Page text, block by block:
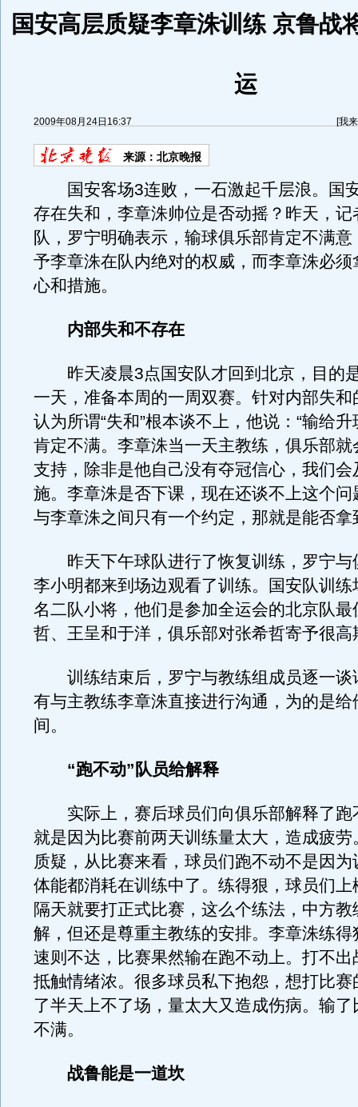
国安高层质疑李章洙训练 京鲁战
运
2009年08月24日16:37 [我
来源： 北京晚报
国安客场3连败，一石激起千层浪。国
存在失和，李章洙帅位是否动摇？昨天，记
队，罗宁明确表示，输球俱乐部肯定不满
予李章洙在队内绝对的权威，而李章洙必须
心和措施。
内部失和不存在
昨天凌晨3点国安队才回到北京，目的
一天，准备本周的一周双赛。针对内部失和
认为所谓“失和”根本谈不上，他说：“输给
肯定不满。李章洙当一天主教练，俱乐部就
支持，除非是他自己没有夺冠信心，我们会
施。李章洙是否下课，现在还谈不上这个问
与李章洙之间只有一个约定，那就是能否拿
昨天下午球队进行了恢复训练，罗宁与
李小明都来到场边观看了训练。国安队训练
名二队小将，他们是参加全运会的北京队最
哲、王呈和于洋，俱乐部对张希哲寄予很高
训练结束后，罗宁与教练组成员逐一谈
有与主教练李章洙直接进行沟通，为的是给
间。
“跑不动”队员给解释
实际上，赛后球员们向俱乐部解释了跑
就是因为比赛前两天训练量太大，造成疲劳
质疑，从比赛来看，球员们跑不动不是因
体能都消耗在训练中了。练得狠，球员们上
隔天就要打正式比赛，这么个练法，中方教
解，但还是尊重主教练的安排。李章洙练得
速则不达，比赛果然输在跑不动上。打不出
抵触情绪浓。很多球员私下抱怨，想打比赛
了半天上不了场，量太大又造成伤病。输了
不满。
战鲁能是一道坎